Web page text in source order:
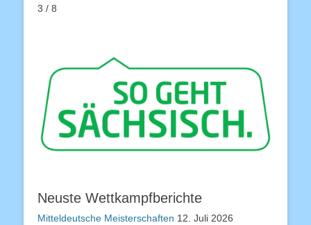
3 / 8
Neuste Wettkampfberichte
Mitteldeutsche Meisterschaften 12. Juli 2026